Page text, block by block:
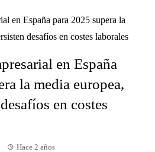
en España
la media europea,
en costes
Hace 2 años